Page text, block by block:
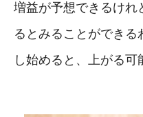
増益が予想できるけれ
るとみることができる
し始めると、上がる可